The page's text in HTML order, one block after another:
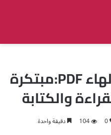
أوراق عمل حرف الهاء PDF:مبتكرة
والكتابة
0
104 دقيقة واحدة